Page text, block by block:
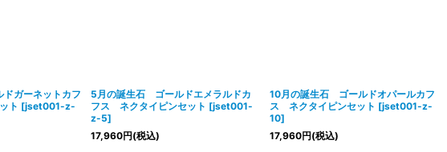
ガーネットカフ
ト [jset001-z-
5月の誕生石 ゴールドエメラルドカ
フス ネクタイピンセット [jset001-
z-5]
17,960円(税込)
10月の誕生石 ゴールドオパールカフ
ス ネクタイピンセット [jset001-z-
10]
17,960円(税込)